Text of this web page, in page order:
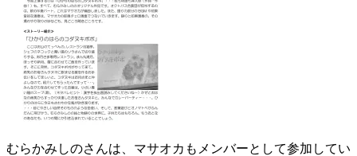
むらかみしのさんは、マサオカもメンバーとして参加してい